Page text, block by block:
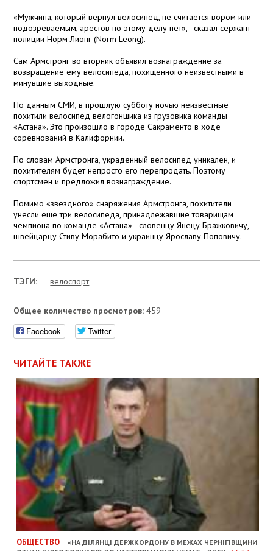
«Мужчина, который вернул велосипед, не считается вором или
подозреваемым, арестов по этому делу нет», - сказал сержант
полиции Норм Лионг (Norm Leong).
Сам Армстронг во вторник объявил вознаграждение за
возвращение ему велосипеда, похищенного неизвестными в
минувшие выходные.
По данным СМИ, в прошлую субботу ночью неизвестные
похитили велосипед велогонщика из грузовика команды
«Астана». Это произошло в городе Сакраменто в ходе
соревнований в Калифорнии.
По словам Армстронга, украденный велосипед уникален, и
похитителям будет непросто его перепродать. Поэтому
спортсмен и предложил вознаграждение.
Помимо «звездного» снаряжения Армстронга, похитители
унесли еще три велосипеда, принадлежавшие товарищам
чемпиона по команде «Астана» - словенцу Янецу Бражковичу,
швейцарцу Стиву Морабито и украинцу Ярославу Поповичу.
ТЭГИ: велоcпорт
Общее количество просмотров: 459
Facebook Twitter
ЧИТАЙТЕ ТАКЖЕ
ОБЩЕСТВО
«НА ДІЛЯНЦІ ДЕРЖКОРДОНУ В МЕЖАХ ЧЕРНІГІВЩИНИ